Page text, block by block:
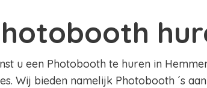
u een Photobooth te huren in
Wij bieden namelijk Photobooth ´s